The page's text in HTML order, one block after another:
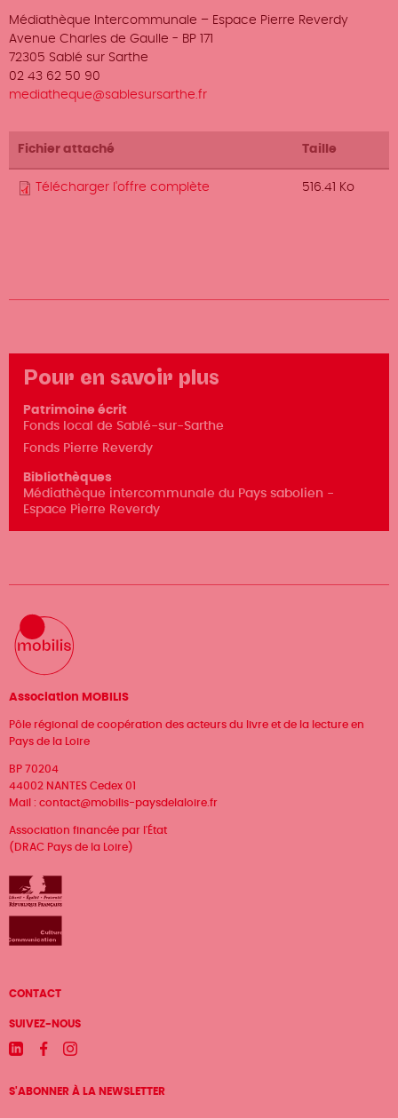
Médiathèque Intercommunale – Espace Pierre Reverdy
Avenue Charles de Gaulle - BP 171
72305 Sablé sur Sarthe
02 43 62 50 90
mediatheque@sablesursarthe.fr
Fichier attaché Taille
Télécharger l'offre complète 516.41 Ko
Pour en savoir plus
Patrimoine écrit
Fonds local de Sablé-sur-Sarthe
Fonds Pierre Reverdy
Bibliothèques
Médiathèque intercommunale du Pays sabolien -
Espace Pierre Reverdy
Association MOBILIS
Pôle régional de coopération des acteurs du livre et de la lecture en
Pays de la Loire
BP 70204
44002 NANTES Cedex 01
Mail : contact@mobilis-paysdelaloire.fr
Association financée par l'État
(DRAC Pays de la Loire)
Menu
Pied
de
page
CONTACT
SUIVEZ-NOUS
LinkedinFacebookInstagram
S'ABONNER À LA NEWSLETTER